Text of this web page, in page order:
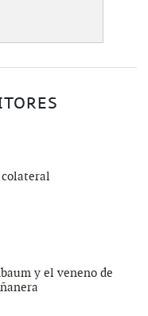
y el veneno de